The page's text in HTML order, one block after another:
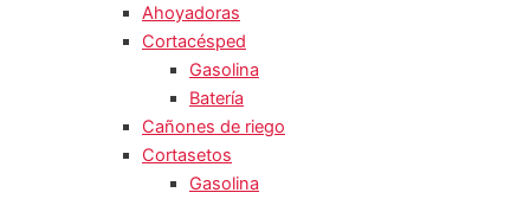
Ahoyadoras
Cortacésped
Gasolina
Batería
Cañones de riego
Cortasetos
Gasolina